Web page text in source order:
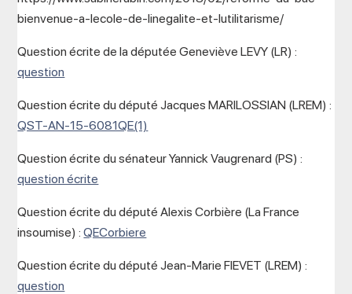
bienvenue-a-lecole-de-linegalite-et-lutilitarisme/
Question écrite de la députée Geneviève LEVY (LR) :
question
Question écrite du députéJacques MARILOSSIAN (LREM) :
QST-AN-15-6081QE(1)
Question écrite du sénateur Yannick Vaugrenard (PS) :
question écrite
Question écrite du député Alexis Corbière (La France
insoumise) :QECorbiere
Question écrite du député Jean-Marie FIEVET (LREM) :
question